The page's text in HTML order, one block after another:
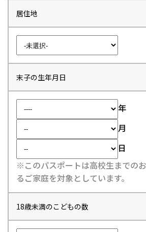
居住地
末子の生年月日
年
月
日
※このパスポートは高校生までの
るご家庭を対象としています。
18歳未満のこどもの数